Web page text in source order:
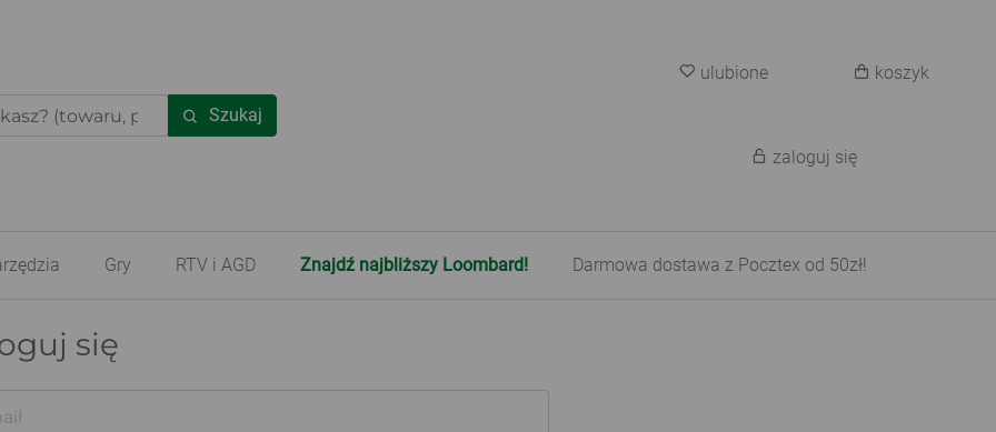
Szukaj
ulubione koszyk
zaloguj się
Gry RTV i AGD Znajdź najbliższy Loombard! Darmowa dostawa z Pocztex od 50zł!
się